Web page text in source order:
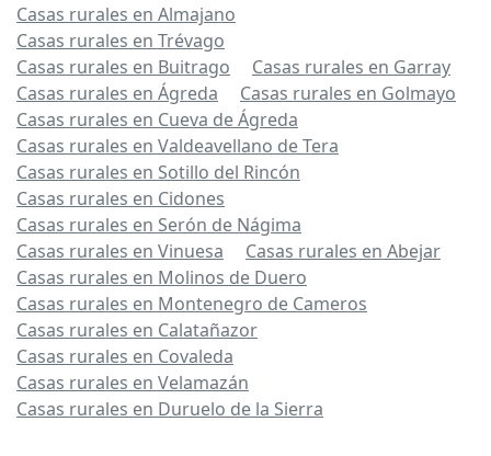
Casas rurales en Almajano
Casas rurales en Trévago
Casas rurales en Buitrago
Casas rurales en Garray
Casas rurales en Ágreda
Casas rurales en Golmayo
Casas rurales en Cueva de Ágreda
Casas rurales en Valdeavellano de Tera
Casas rurales en Sotillo del Rincón
Casas rurales en Cidones
Casas rurales en Serón de Nágima
Casas rurales en Vinuesa
Casas rurales en Abejar
Casas rurales en Molinos de Duero
Casas rurales en Montenegro de Cameros
Casas rurales en Calatañazor
Casas rurales en Covaleda
Casas rurales en Velamazán
Casas rurales en Duruelo de la Sierra